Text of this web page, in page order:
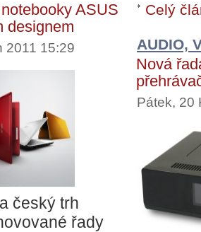
ASUS
designem
2011 15:29
český trh
řady
Celý
AUDIO,
Nová
Pátek, 20